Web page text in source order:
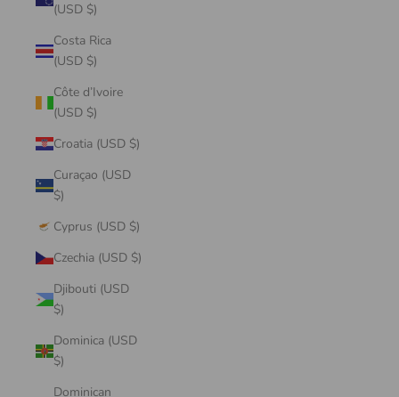
(USD $)
Costa Rica
(USD $)
Côte d’Ivoire
(USD $)
Croatia (USD $)
Curaçao (USD
$)
Cyprus (USD $)
Czechia (USD $)
Djibouti (USD
$)
Dominica (USD
$)
Dominican